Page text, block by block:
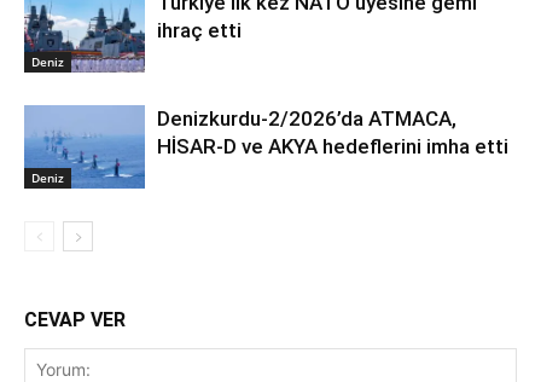
Deniz
ihraç etti
Deniz
Denizkurdu-2/2026’da ATMACA,
HİSAR-D ve AKYA hedeflerini imha etti
CEVAP VER